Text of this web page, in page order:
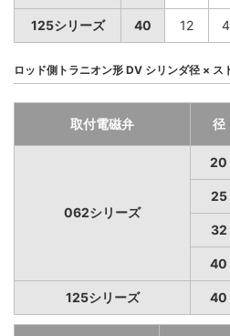
125シリーズ 40 12
ロッド側トラニオン形 DV シリンダ径 × ス
取付電磁弁 径
062シリーズ
20
25
32
40
125シリーズ 40